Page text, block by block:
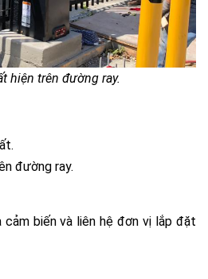
hiện trên đường ray.
đường ray.
cảm biến và liên hệ đơn vị lắp đặt